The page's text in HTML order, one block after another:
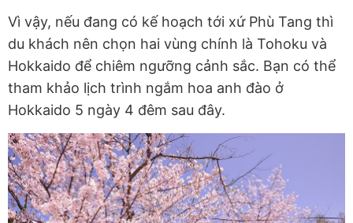
Vì vậy, nếu đang có kế hoạch tới xứ Phù Tang thì
du khách nên chọn hai vùng chính là Tohoku và
Hokkaido để chiêm ngưỡng cảnh sắc. Bạn có thể
tham khảo lịch trình ngắm hoa anh đào ở
Hokkaido 5 ngày 4 đêm sau đây.